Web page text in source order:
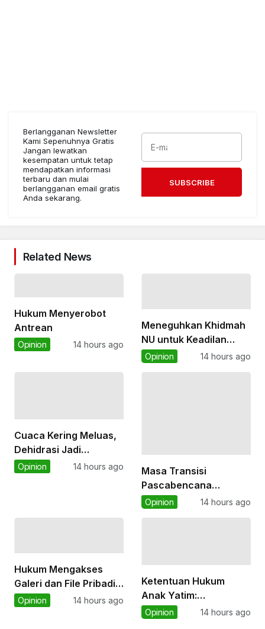
Berlangganan Newsletter
Kami Sepenuhnya Gratis
Jangan lewatkan
kesempatan untuk tetap
mendapatkan informasi
terbaru dan mulai
berlangganan email gratis
Anda sekarang.
SUBSCRIBE
Related News
Hukum Menyerobot
Antrean
Opinion 14 hours ago
Meneguhkan Khidmah
NU untuk Keadilan
Ekologis
Opinion 14 hours ago
Cuaca Kering Meluas,
Dehidrasi Jadi
Ancaman di Tengah El
Opinion 14 hours ago
Masa Transisi
Pascabencana
Diperpanjang hingga
Opinion 14 hours ago
Hukum Mengakses
Galeri dan File Pribadi
Orang Lain Tanpa Izin
Opinion 14 hours ago
Ketentuan Hukum
Anak Yatim:
antara Privilege dan
Opinion 14 hours ago